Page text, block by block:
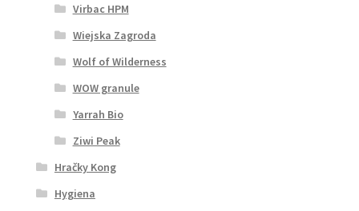
Virbac HPM
Wiejska Zagroda
Wolf of Wilderness
WOW granule
Yarrah Bio
Ziwi Peak
Hračky Kong
Hygiena